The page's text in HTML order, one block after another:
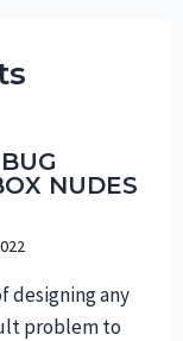
NUDES
designing any
problem to